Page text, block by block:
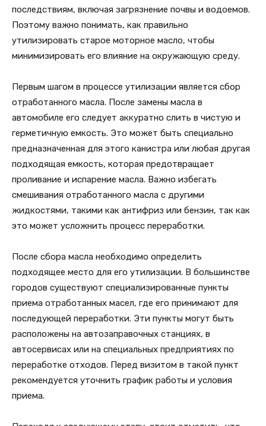
последствиям, включая загрязнение почвы и водоемов.
Поэтому важно понимать, как правильно
утилизировать старое моторное масло, чтобы
минимизировать его влияние на окружающую среду.
Первым шагом в процессе утилизации является сбор
отработанного масла. После замены масла в
автомобиле его следует аккуратно слить в чистую и
герметичную емкость. Это может быть специально
предназначенная для этого канистра или любая другая
подходящая емкость, которая предотвращает
проливание и испарение масла. Важно избегать
смешивания отработанного масла с другими
жидкостями, такими как антифриз или бензин, так как
это может усложнить процесс переработки.
После сбора масла необходимо определить
подходящее место для его утилизации. В большинстве
городов существуют специализированные пункты
приема отработанных масел, где его принимают для
последующей переработки. Эти пункты могут быть
расположены на автозаправочных станциях, в
автосервисах или на специальных предприятиях по
переработке отходов. Перед визитом в такой пункт
рекомендуется уточнить график работы и условия
приема.